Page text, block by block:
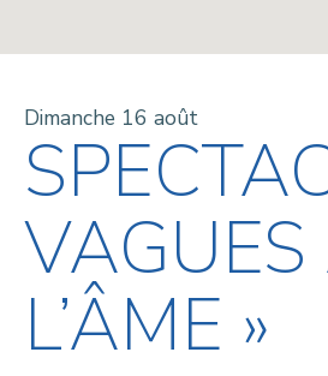
Dimanche 16 août
L’ÂME »